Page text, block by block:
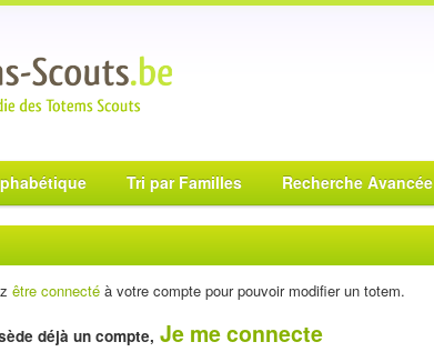
Tri par Familles Recherche Avancée
être connectéà votre compte pour pouvoir modifier un totem.
déjà un compte, Je me connecte